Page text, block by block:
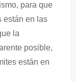
para que
están en las
la
posible,
están en